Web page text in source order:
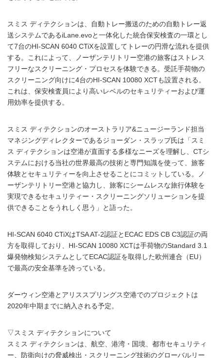
スミス ディテクションは、自動トレー搬送のための自動トレー返
送システムであるiLane.evoと一体化した統合保安検査の一環とし
て7台のHI-SCAN 6040 CTiXを設置してトレーの円滑な流れを提供
する。これによって、ノーザンテリトリー空港の旅客はストレス
フリーなスクリーニング・プロセスを体験できる。受託手荷物の
スクリーニング向けに4台のHI-SCAN 10080 XCTも設置される。
これは、保安検査員により高いレベルのセキュリティーおよび運
用効率を提供する。
スミス ディテクションのオーストラリア&ニュージーランド担当
マネジングディレクターであるジョーダン・スラップ氏は「スミ
ス ディテクションは空港が直面する多様なニーズを理解し、CTシ
ステムにおける当社の世界最高の技術と専門知識を使って、旅客
体験とセキュリティーを向上させることにコミットしている。ノ
ーザンテリトリー空港と協力し、旅客にシームレスな旅行体験を
実現できるセキュリティー・スクリーニングソリューションを提
供できることをうれしく思う」と語った。
HI-SCAN 6040 CTiXはTSA AT-2認証とECAC EDS CB C3認証の両
方を取得しており、HI-SCAN 10080 XCTは手荷物のStandard 3.1
爆発物検知システムとしてECAC認証を取得した欧州連合（EU）
で最高の安全基準を誇っている。
ダーウィン空港とアリススプリングス空港でのプロジェクトは
2020年中期までに納入される予定。
▽スミス ディテクションについて
スミス ディテクションは、航空、港湾・国境、都市セキュリティ
ー、防衛向けの脅威検出・スクリーニング技術のグローバルリー